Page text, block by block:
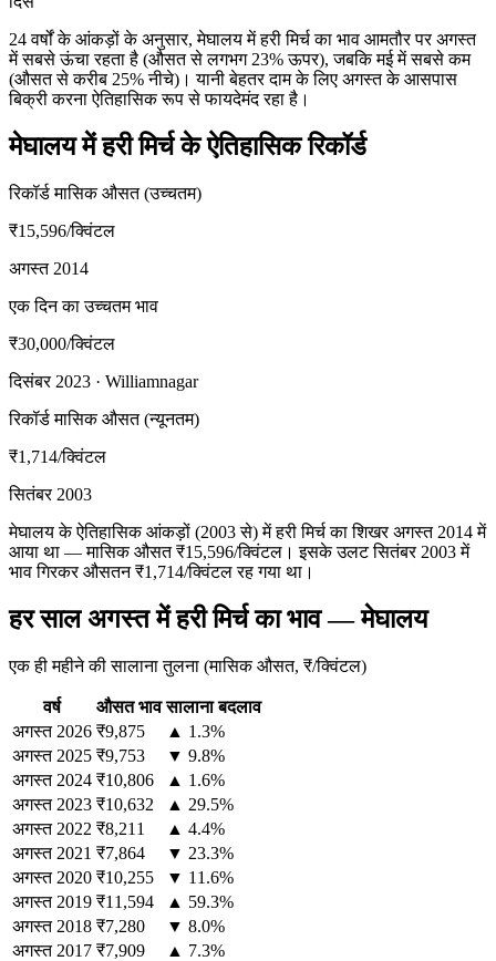
24 वर्षों के आंकड़ों के अनुसार, मेघालय में हरी मिर्च का भाव आमतौर पर अगस्त
में सबसे ऊंचा रहता है (औसत से लगभग 23% ऊपर), जबकि मई में सबसे कम
(औसत से करीब 25% नीचे)। यानी बेहतर दाम के लिए अगस्त के आसपास
बिक्री करना ऐतिहासिक रूप से फायदेमंद रहा है।
मेघालय में हरी मिर्च के ऐतिहासिक रिकॉर्ड
रिकॉर्ड मासिक औसत (उच्चतम)
₹15,596/क्विंटल
अगस्त 2014
एक दिन का उच्चतम भाव
₹30,000/क्विंटल
दिसंबर 2023 · Williamnagar
रिकॉर्ड मासिक औसत (न्यूनतम)
₹1,714/क्विंटल
सितंबर 2003
मेघालय के ऐतिहासिक आंकड़ों (2003 से) में हरी मिर्च का शिखर अगस्त 2014 में
आया था — मासिक औसत ₹15,596/क्विंटल। इसके उलट सितंबर 2003 में
भाव गिरकर औसतन ₹1,714/क्विंटल रह गया था।
हर साल अगस्त में हरी मिर्च का भाव — मेघालय
एक ही महीने की सालाना तुलना (मासिक औसत, ₹/क्विंटल)
वर्ष औसत भाव सालाना बदलाव
अगस्त 2026 ₹9,875
▲ 1.3%
अगस्त 2025 ₹9,753
▼ 9.8%
अगस्त 2024 ₹10,806
▲ 1.6%
अगस्त 2023 ₹10,632
▲ 29.5%
अगस्त 2022 ₹8,211
▲ 4.4%
अगस्त 2021 ₹7,864
▼ 23.3%
अगस्त 2020 ₹10,255
▼ 11.6%
अगस्त 2019 ₹11,594
▲ 59.3%
अगस्त 2018 ₹7,280
▼ 8.0%
अगस्त 2017 ₹7,909
▲ 7.3%